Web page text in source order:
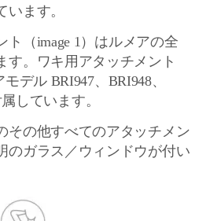
ます。
ト（image 1）はルメアの全
す。ワキ用アタッチメント
デル BRI947、BRI948、
しています。
その他すべてのアタッチメン
のガラス／ウィンドウが付い